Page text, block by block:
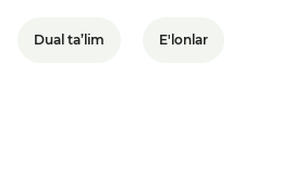
Dual ta’lim E'lonlar